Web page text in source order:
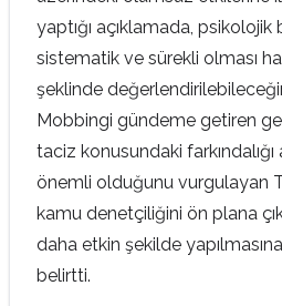
yaptığı açıklamada,
sistematik ve sürekli olması
şeklinde
Mobbingi gündeme getiren
taciz konusundaki farkındalığı
önemli olduğunu vurgulayan
kamu denetçiliğini ön plana
daha etkin şekilde yapılmasına
belirtti.